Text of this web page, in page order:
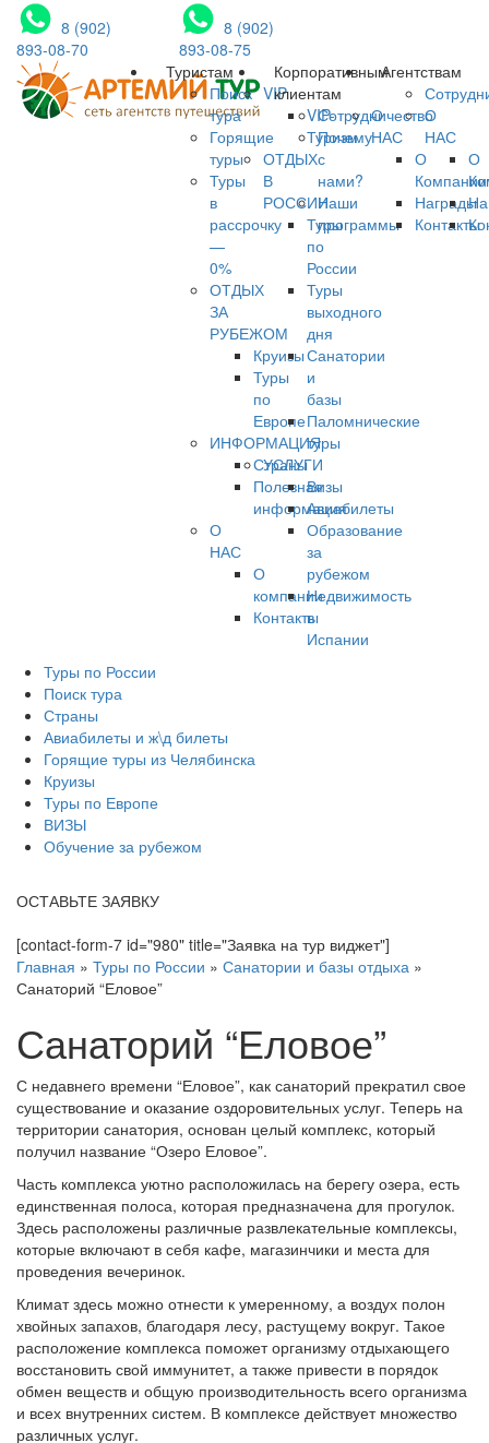
8 (902)
893-08-70
8 (902)
893-08-75
Туристам
Поиск
тура
Горящие
туры
Туры
в
рассрочку
—
0%
ОТДЫХ
ЗА
РУБЕЖОМ
Круизы
Туры
по
Европе
ИНФОРМАЦИЯ
Страны
Полезная
информация
О
НАС
О
компании
Контакты
VIP
VIP-
Туризм
ОТДЫХ
В
РОССИИ
Туры
по
России
Туры
выходного
дня
Санатории
и
базы
Паломнические
туры
УСЛУГИ
Визы
Авиабилеты
Образование
за
рубежом
Недвижимость
в
Испании
Корпоративным
клиентам
Сотрудничество
Почему
с
нами?
Наши
программы
О
НАС
О
Компании
Награды
Контакты
Агентствам
О
НАС
О
Туры по России
Поиск тура
Страны
Авиабилеты и ж\д билеты
Горящие туры из Челябинска
Круизы
Туры по Европе
ВИЗЫ
Обучение за рубежом
ОСТАВЬТЕ ЗАЯВКУ
[contact-form-7 id="980" title="Заявка на тур виджет"]
Главная » Туры по России » Санатории и базы отдыха »
Санаторий “Еловое”
Санаторий “Еловое”
С недавнего времени “Еловое”, как санаторий прекратил свое
существование и оказание оздоровительных услуг. Теперь на
территории санатория, основан целый комплекс, который
получил название “Озеро Еловое”.
Часть комплекса уютно расположилась на берегу озера, есть
единственная полоса, которая предназначена для прогулок.
Здесь расположены различные развлекательные комплексы,
которые включают в себя кафе, магазинчики и места для
проведения вечеринок.
Климат здесь можно отнести к умеренному, а воздух полон
хвойных запахов, благодаря лесу, растущему вокруг. Такое
расположение комплекса поможет организму отдыхающего
восстановить свой иммунитет, а также привести в порядок
обмен веществ и общую производительность всего организма
и всех внутренних систем. В комплексе действует множество
различных услуг.